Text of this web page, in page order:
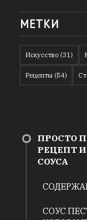
МЕТКИ
Искусство(31)
Рецепты(54)
ПРОСТО
РЕЦЕПТ
СОУСА
СОУС